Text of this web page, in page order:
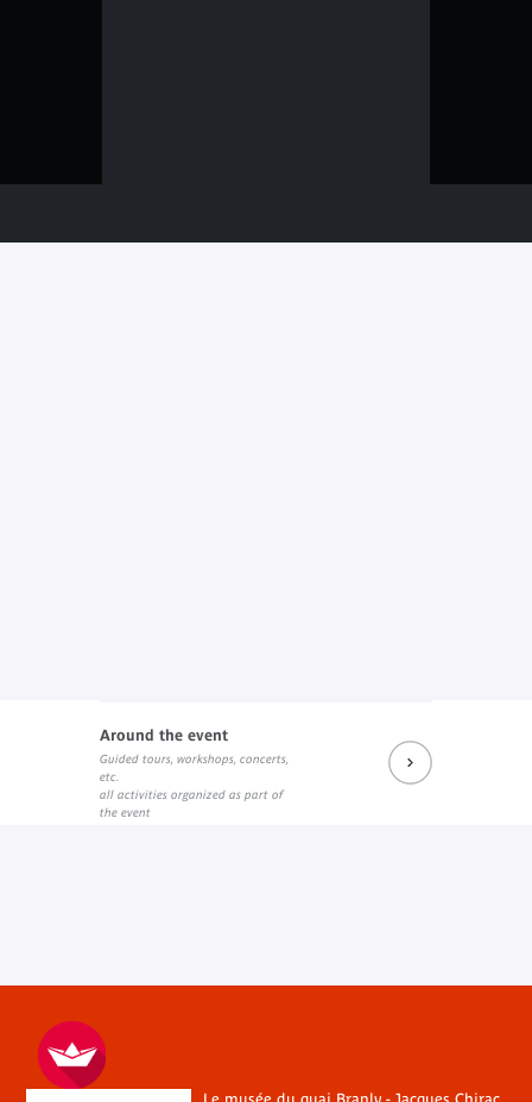
Around the event
Guided tours, workshops, concerts,
etc.
all activities organized as part of
the event